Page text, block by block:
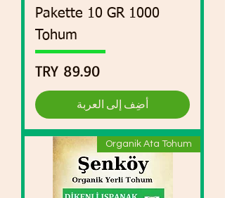
Pakette 10 GR 1000
Tohum
السعر
أضِف إلى العربة
Organik Ata Tohum